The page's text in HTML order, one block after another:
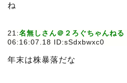
ね
21:名無しさん＠２ろぐちゃんねる
06:16:07.18 ID:sSdxbwxc0
年末は株暴落だな